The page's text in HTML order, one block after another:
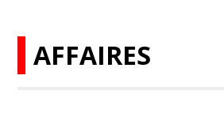
AFFAIRES